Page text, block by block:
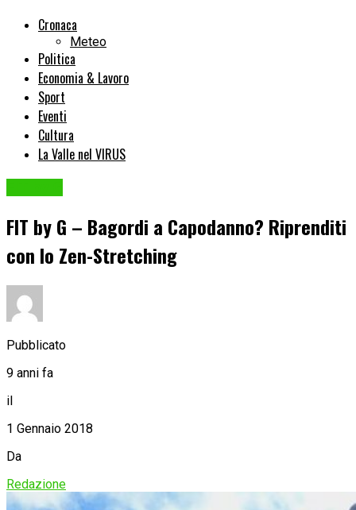
Cronaca
Meteo
Politica
Economia & Lavoro
Sport
Eventi
Cultura
La Valle nel VIRUS
FIT by G – Bagordi a Capodanno? Riprenditi
con lo Zen-Stretching
Pubblicato
9 anni fa
il
1 Gennaio 2018
Da
Redazione